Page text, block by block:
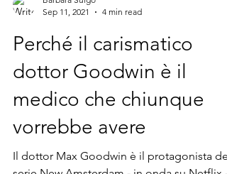
Sep 11, 2021
4 min read
Perché il carismatico
dottor Goodwin è il
medico che chiunque